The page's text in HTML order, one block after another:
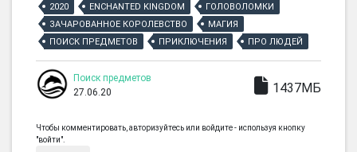
2020 ENCHANTED KINGDOM
ГОЛОВОЛОМКИ
ЗАЧАРОВАННОЕ КОРОЛЕВСТВО
МАГИЯ
ПОИСК ПРЕДМЕТОВ
ПРИКЛЮЧЕНИЯ ПРО ЛЮДЕЙ
Поиск предметов
27.06.20
1437МБ
Чтобы комментировать, авторизуйтесь или войдите - используя кнопку
"войти".